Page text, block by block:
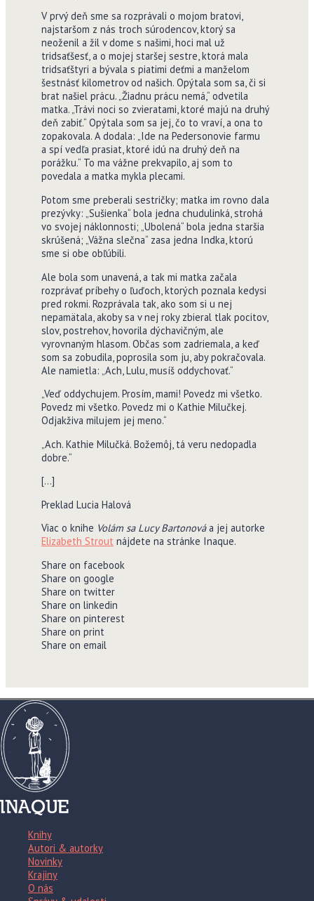
V prvý deň sme sa rozprávali o mojom bratovi,
najstaršom z nás troch súrodencov, ktorý sa
neoženil a žil v dome s našimi, hoci mal už
tridsaťšesť, a o mojej staršej sestre, ktorá mala
tridsaťštyri a bývala s piatimi deťmi a manželom
šestnásť kilometrov od našich. Opýtala som sa, či si
brat našiel prácu. „Žiadnu prácu nemá,“ odvetila
matka. „Trávi noci so zvieratami, ktoré majú na druhý
deň zabiť.“ Opýtala som sa jej, čo to vraví, a ona to
zopakovala. A dodala: „Ide na Pedersonovie farmu
a spí vedľa prasiat, ktoré idú na druhý deň na
porážku.“ To ma vážne prekvapilo, aj som to
povedala a matka mykla plecami.
Potom sme preberali sestričky; matka im rovno dala
prezývky: „Sušienka“ bola jedna chudulinká, strohá
vo svojej náklonnosti; „Ubolená“ bola jedna staršia
skrúšená; „Vážna slečna“ zasa jedna Indka, ktorú
sme si obe obľúbili.
Ale bola som unavená, a tak mi matka začala
rozprávať príbehy o ľuďoch, ktorých poznala kedysi
pred rokmi. Rozprávala tak, ako som si u nej
nepamätala, akoby sa v nej roky zbieral tlak pocitov,
slov, postrehov, hovorila dýchavičným, ale
vyrovnaným hlasom. Občas som zadriemala, a keď
som sa zobudila, poprosila som ju, aby pokračovala.
Ale namietla: „Ach, Lulu, musíš oddychovať.“
„Veď oddychujem. Prosím, mami! Povedz mi všetko.
Povedz mi všetko. Povedz mi o Kathie Milučkej.
Odjakživa milujem jej meno.“
„Ach. Kathie Milučká. Božemôj, tá veru nedopadla
dobre.“
[…]
Preklad Lucia Halová
Viac o knihe Volám sa Lucy Bartonová a jej autorke
Elizabeth Strout nájdete na stránke Inaque.
Share on facebook
Share on google
Share on twitter
Share on linkedin
Share on pinterest
Share on print
Share on email
Knihy
Autori & autorky
Novinky
Krajiny
O nás